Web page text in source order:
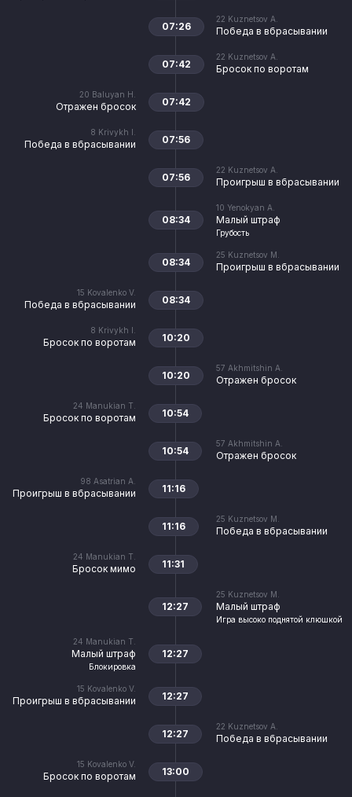
22 Kuznetsov A.
Победа в вбрасывании
07:26
22 Kuznetsov A.
Бросок по воротам
07:42
20 Baluyan H.
Отражен бросок 07:42
8 Krivykh I.
Победа в вбрасывании 07:56
22 Kuznetsov A.
Проигрыш в вбрасывании
07:56
10 Yenokyan A.
Малый штраф
Грубость
08:34
25 Kuznetsov M.
Проигрыш в вбрасывании
08:34
15 Kovalenko V.
Победа в вбрасывании 08:34
8 Krivykh I.
Бросок по воротам 10:20
57 Akhmitshin A.
Отражен бросок
10:20
24 Manukian T.
Бросок по воротам 10:54
57 Akhmitshin A.
Отражен бросок
10:54
98 Asatrian A.
Проигрыш в вбрасывании 11:16
25 Kuznetsov M.
Победа в вбрасывании
11:16
24 Manukian T.
Бросок мимо 11:31
25 Kuznetsov M.
Малый штраф
Игра высоко поднятой клюшкой
12:27
24 Manukian T.
Малый штраф
Блокировка
12:27
15 Kovalenko V.
Проигрыш в вбрасывании 12:27
22 Kuznetsov A.
Победа в вбрасывании
12:27
15 Kovalenko V.
Бросок по воротам 13:00